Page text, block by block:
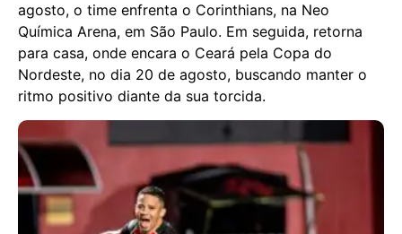
agosto, o time enfrenta o Corinthians, na Neo
Química Arena, em São Paulo. Em seguida, retorna
para casa, onde encara o Ceará pela Copa do
Nordeste, no dia 20 de agosto, buscando manter o
ritmo positivo diante da sua torcida.